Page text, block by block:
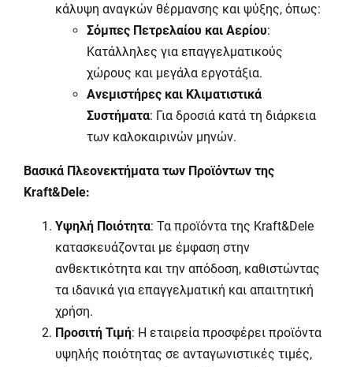
κάλυψη αναγκών θέρμανσης και ψύξης, όπως:
Σόμπες Πετρελαίου και Αερίου:
Κατάλληλες για επαγγελματικούς
χώρους και μεγάλα εργοτάξια.
Ανεμιστήρες και Κλιματιστικά
Συστήματα: Για δροσιά κατά τη διάρκεια
των καλοκαιρινών μηνών.
Βασικά Πλεονεκτήματα των Προϊόντων της
Kraft&Dele:
Υψηλή Ποιότητα: Τα προϊόντα της Kraft&Dele
κατασκευάζονται με έμφαση στην
ανθεκτικότητα και την απόδοση, καθιστώντας
τα ιδανικά για επαγγελματική και απαιτητική
χρήση.
Προσιτή Τιμή: Η εταιρεία προσφέρει προϊόντα
υψηλής ποιότητας σε ανταγωνιστικές τιμές,